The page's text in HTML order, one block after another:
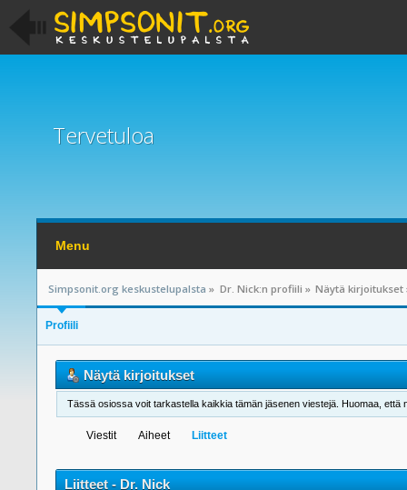
Tervetuloa
Menu
Simpsonit.org keskustelupalsta » Dr. Nick:n profiili » Näytä kirjoitukset
Profiili
Näytä kirjoitukset
Tässä osiossa voit tarkastella kaikkia tämän jäsenen viestejä. Huomaa, että
Viestit Aiheet Liitteet
Liitteet - Dr. Nick